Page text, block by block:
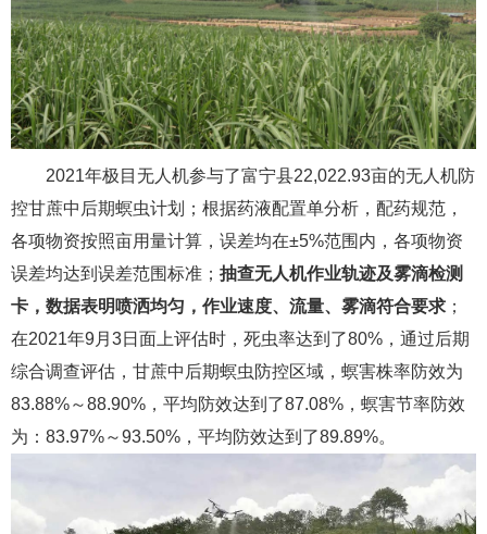
2021年极目无人机参与了富宁县22,022.93亩的无人机防
控甘蔗中后期螟虫计划；根据药液配置单分析，配药规范，
各项物资按照亩用量计算，误差均在±5%范围内，各项物资
误差均达到误差范围标准； 抽查无人机作业轨迹及雾滴检测
卡，数据表明喷洒均匀，作业速度、流量、雾滴符合要求 ；
在2021年9月3日面上评估时，死虫率达到了80%，通过后期
综合调查评估，甘蔗中后期螟虫防控区域，螟害株率防效为
83.88%～88.90%，平均防效达到了87.08%，螟害节率防效
为：83.97%～93.50%，平均防效达到了89.89%。